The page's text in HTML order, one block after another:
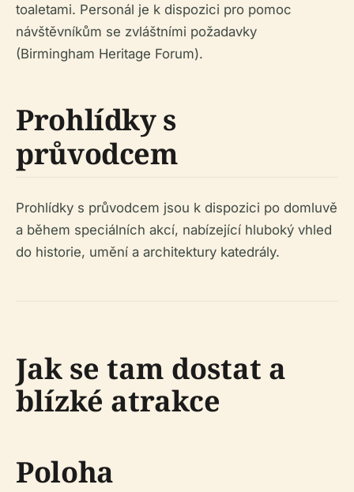
toaletami. Personál je k dispozici pro pomoc
návštěvníkům se zvláštními požadavky
(Birmingham Heritage Forum).
Prohlídky s
průvodcem
Prohlídky s průvodcem jsou k dispozici po domluvě
a během speciálních akcí, nabízející hluboký vhled
do historie, umění a architektury katedrály.
Jak se tam dostat a
blízké atrakce
Poloha